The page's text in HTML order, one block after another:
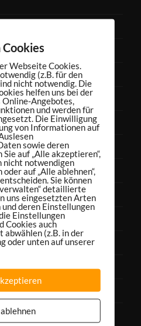
Webseite Cookies.
(z.B. für den
nicht notwendig. Die
helfen uns bei der
Angebotes,
und werden für
Die Einwilligung
von Informationen auf
sowie deren
auf „Alle akzeptieren“,
nicht notwendigen
auf „Alle ablehnen“,
Sie können
detaillierte
uns eingesetzten Arten
deren Einstellungen
Einstellungen
Cookies auch
(z.B. in der
oder unten auf unserer